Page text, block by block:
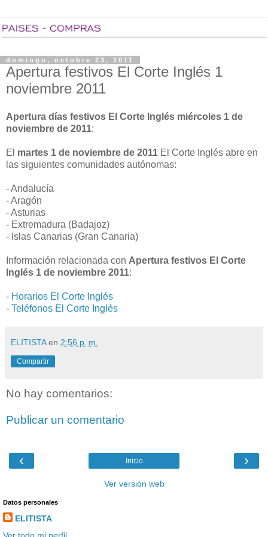
domingo, octubre 23, 2011
Apertura festivos El Corte Inglés 1
noviembre 2011
Apertura días festivos El Corte Inglés miércoles 1 de
noviembre de 2011:
El martes 1 de noviembre de 2011 El Corte Inglés abre en
las siguientes comunidades autónomas:
- Andalucía
- Aragón
- Asturias
- Extremadura (Badajoz)
- Islas Canarias (Gran Canaria)
Información relacionada con Apertura festivos El Corte
Inglés 1 de noviembre 2011:
- Horarios El Corte Inglés
- Teléfonos El Corte Inglés
ELITISTA en 2:56 p. m.
Compartir
No hay comentarios:
Publicar un comentario
‹ ›
Inicio
Ver versión web
Datos personales
ELITISTA
Ver todo mi perfil